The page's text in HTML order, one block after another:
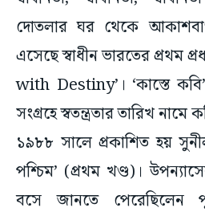
এসেছে স্বাধীন ভারতের প্রথম
with Destiny’। ‘কাস্তে
সংগ্রহে স্বতন্ত্রতার তারিখ নামে
১৯৮৮ সালে প্রকাশিত হয় সুনীল
পশ্চিম’ (প্রথম খণ্ড)।
বসে জানতে পেরেছিলেন
ভাগাভাগির কথা।